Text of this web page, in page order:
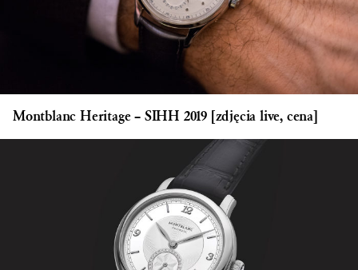
Montblanc Heritage – SIHH 2019 [zdjęcia live, cena]